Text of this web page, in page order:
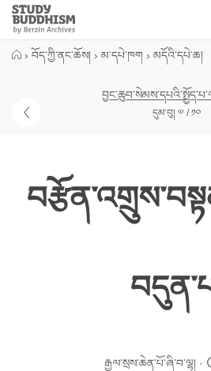
Close
Study
Buddhism
Home
› བོད་ཀྱི་ནང་ཆོས། › མ་དཔེ་ཁག › མདོའི་དཔེ་ཆ།
དུམ་བུ། ༧ / ༡༠
རྒྱལ་སྲས་ཆེན་པོ་ཞི་བ་ལྷ།